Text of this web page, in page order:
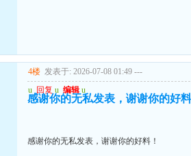
4楼 发表于: 2026-07-08 01:49 ---
u 回复 u 编辑 u
感谢你的无私发表，谢谢你的好
感谢你的无私发表，谢谢你的好料！